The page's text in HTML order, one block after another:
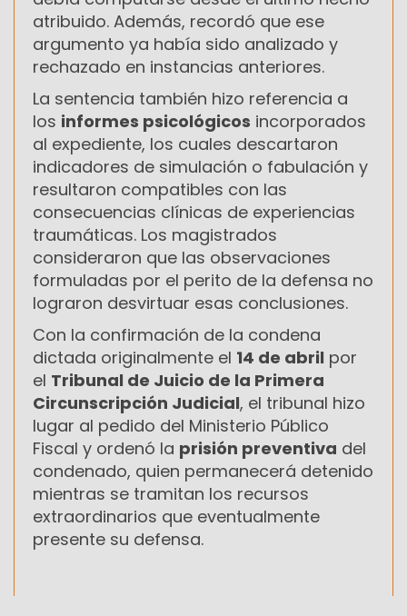
atribuido. Además, recordó que ese
argumento ya había sido analizado y
rechazado en instancias anteriores.
La sentencia también hizo referencia a
los informes psicológicos incorporados
al expediente, los cuales descartaron
indicadores de simulación o fabulación y
resultaron compatibles con las
consecuencias clínicas de experiencias
traumáticas. Los magistrados
consideraron que las observaciones
formuladas por el perito de la defensa no
lograron desvirtuar esas conclusiones.
Con la confirmación de la condena
dictada originalmente el 14 de abril por
el Tribunal de Juicio de la Primera
Circunscripción Judicial, el tribunal hizo
lugar al pedido del Ministerio Público
Fiscal y ordenó la prisión preventiva del
condenado, quien permanecerá detenido
mientras se tramitan los recursos
extraordinarios que eventualmente
presente su defensa.